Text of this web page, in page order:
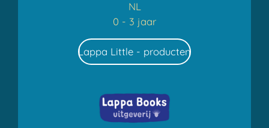
NL
0 - 3 jaar
Lappa Little - producten